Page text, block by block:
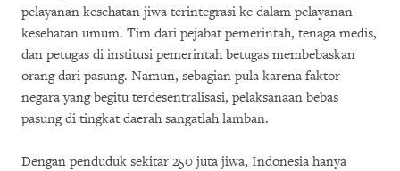
pelayanan kesehatan jiwa terintegrasi ke dalam pelayanan
kesehatan umum. Tim dari pejabat pemerintah, tenaga medis,
dan petugas di institusi pemerintah betugas membebaskan
orang dari pasung. Namun, sebagian pula karena faktor
negara yang begitu terdesentralisasi, pelaksanaan bebas
pasung di tingkat daerah sangatlah lamban.
Dengan penduduk sekitar 250 juta jiwa, Indonesia hanya